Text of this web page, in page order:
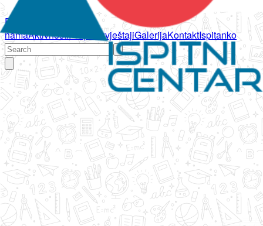
Početna
namaAktivnostiPropisi IzvještajiGalerijaKontaktIspitanko